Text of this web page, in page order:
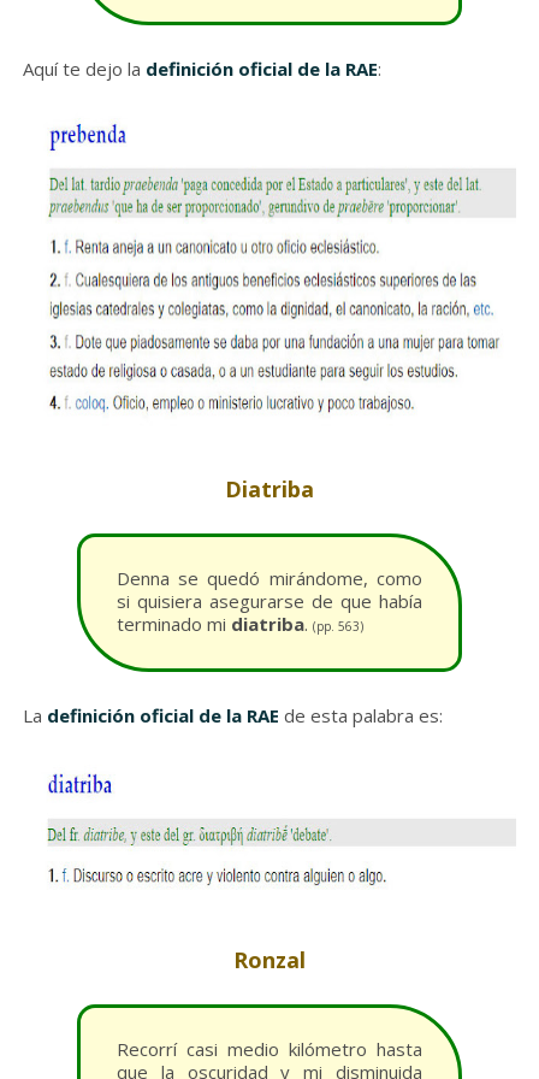
Aquí te dejo la definición oficial de la RAE:
Diatriba
Denna se quedó mirándome, como
si quisiera asegurarse de que había
terminado mi diatriba. (pp. 563)
La definición oficial de la RAE de esta palabra es:
Ronzal
Recorrí casi medio kilómetro hasta
que la oscuridad y mi disminuida